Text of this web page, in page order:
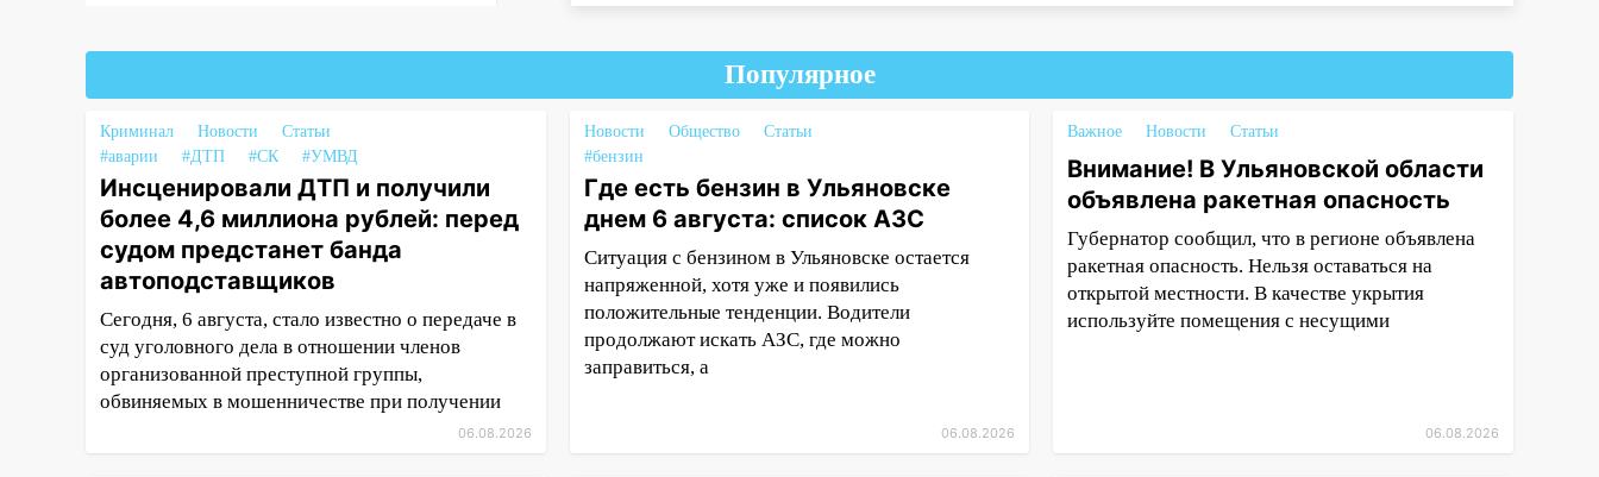
атлетики из Ульяновска
Чемпионате России
16:02
В Ульяновской области
убрали более 28% площадей
зерновых и зернобобовых
культур
15:51 Бросила кирпич в жену
брата: в Ульяновской области
завели дело на агрессивную
женщину
15:47 На улице Радищева
сбили курьера: крупная авария
Популярное
Криминал Новости
Статьи
#аварии
#ДТП #СК #УМВД
Инсценировали ДТП и получили
более 4,6 миллиона рублей: перед
судом предстанет банда
автоподставщиков
Сегодня, 6 августа, стало известно о передаче в
суд уголовного дела в отношении членов
организованной преступной группы,
обвиняемых в мошенничестве при получении
06.08.2026
Новости Общество
Статьи
#бензин
Где есть бензин в Ульяновске
днем 6 августа: список АЗС
Ситуация с бензином в Ульяновске остается
напряженной, хотя уже и появились
положительные тенденции. Водители
продолжают искать АЗС, где можно
заправиться, а
06.08.2026
Важное Новости Статьи
Внимание! В Ульяновской области
объявлена ракетная опасность
Губернатор сообщил, что в регионе объявлена
ракетная опасность. Нельзя оставаться на
открытой местности. В качестве укрытия
используйте помещения с несущими
06.08.2026